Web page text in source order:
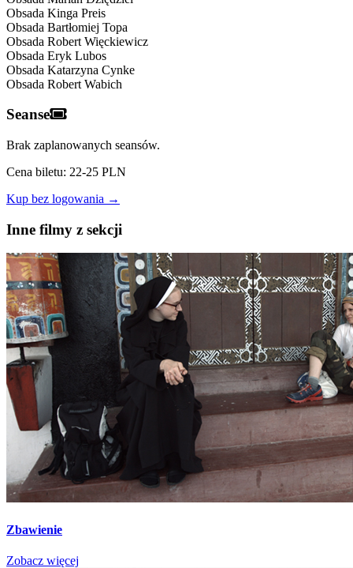
Obsada Kinga Preis
Obsada Bartłomiej Topa
Obsada Robert Więckiewicz
Obsada Eryk Lubos
Obsada Katarzyna Cynke
Obsada Robert Wabich
Seanse
Brak zaplanowanych seansów.
Cena biletu: 22-25 PLN
Kup bez logowania →
Inne filmy z sekcji
Zbawienie
Zobacz więcej